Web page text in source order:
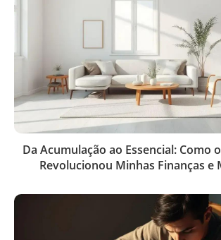
Da Acumulação ao Essencial: Como
Revolucionou Minhas Finanças e